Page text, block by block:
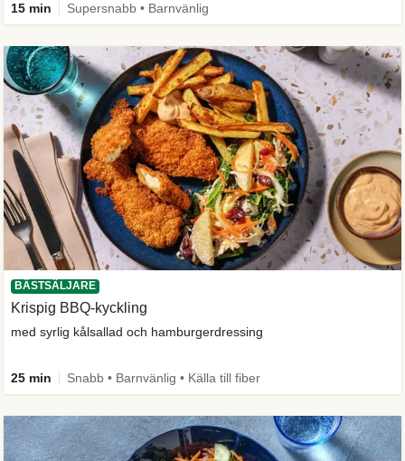
15 min Supersnabb • Barnvänlig
BÄSTSÄLJARE
Krispig BBQ-kyckling
med syrlig kålsallad och hamburgerdressing
25 min Snabb • Barnvänlig • Källa till fiber